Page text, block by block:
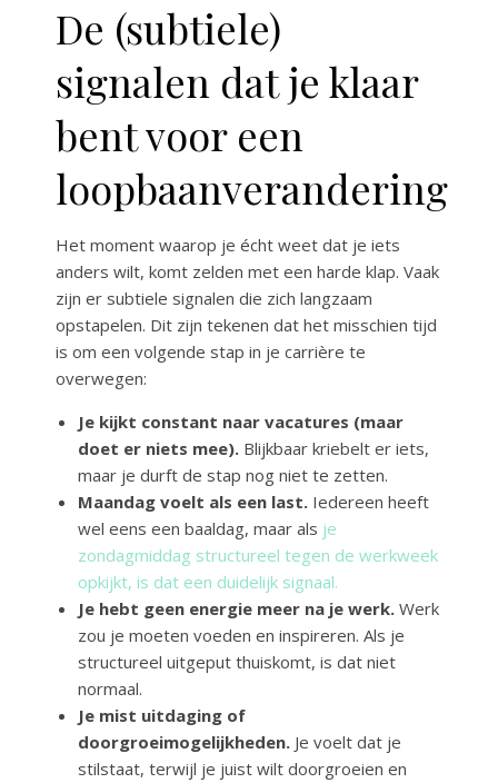
De (subtiele)
signalen dat je klaar
bent voor een
loopbaanverandering
Het moment waarop je écht weet dat je iets
anders wilt, komt zelden met een harde klap. Vaak
zijn er subtiele signalen die zich langzaam
opstapelen. Dit zijn tekenen dat het misschien tijd
is om een volgende stap in je carrière te
overwegen:
Je kijkt constant naar vacatures (maar
doet er niets mee). Blijkbaar kriebelt er iets,
maar je durft de stap nog niet te zetten.
Maandag voelt als een last. Iedereen heeft
wel eens een baaldag, maar als je
zondagmiddag structureel tegen de werkweek
opkijkt, is dat een duidelijk signaal.
Je hebt geen energie meer na je werk. Werk
zou je moeten voeden en inspireren. Als je
structureel uitgeput thuiskomt, is dat niet
normaal.
Je mist uitdaging of
doorgroeimogelijkheden. Je voelt dat je
stilstaat, terwijl je juist wilt doorgroeien en